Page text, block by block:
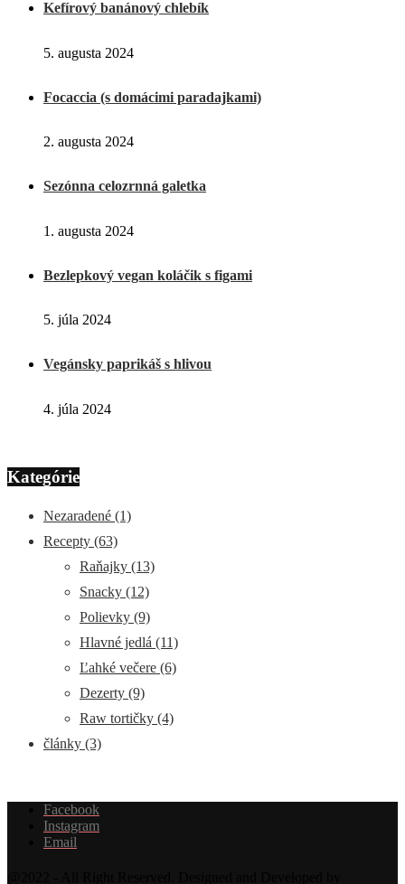
Kefírový banánový chlebík
5. augusta 2024
Focaccia (s domácimi paradajkami)
2. augusta 2024
Sezónna celozrnná galetka
1. augusta 2024
Bezlepkový vegan koláčik s figami
5. júla 2024
Vegánsky paprikáš s hlivou
4. júla 2024
Kategórie
Nezaradené (1)
Recepty (63)
Raňajky (13)
Snacky (12)
Polievky (9)
Hlavné jedlá (11)
Ľahké večere (6)
Dezerty (9)
Raw tortičky (4)
články (3)
Facebook
Instagram
Email